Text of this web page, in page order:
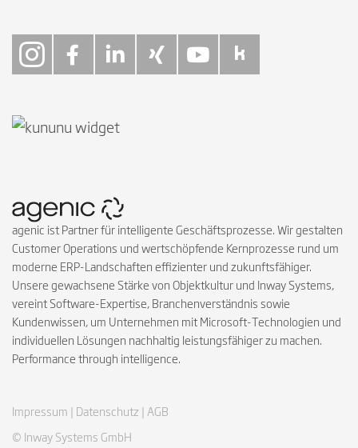
agenic ist Partner für intelligente Geschäftsprozesse. Wir gestalten
Customer Operations und wertschöpfende Kernprozesse rund um
moderne ERP-Landschaften effizienter und zukunftsfähiger.
Unsere gewachsene Stärke von Objektkultur und Inway Systems,
vereint Software-Expertise, Branchenverständnis sowie
Kundenwissen, um Unternehmen mit Microsoft-Technologien und
individuellen Lösungen nachhaltig leistungsfähiger zu machen.
Performance through intelligence.
© Inway Systems GmbH
Impressum | Datenschutz | AGB